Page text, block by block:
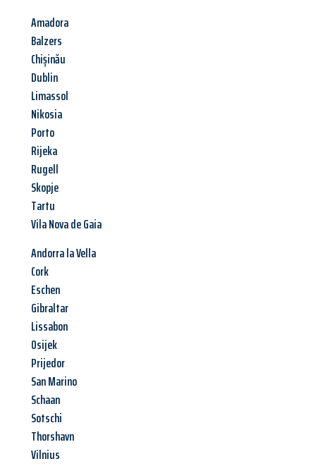
Amadora
Balzers
Chișinău
Dublin
Limassol
Nikosia
Porto
Rijeka
Rugell
Skopje
Tartu
Vila Nova de Gaia
Andorra la Vella
Cork
Eschen
Gibraltar
Lissabon
Osijek
Prijedor
San Marino
Schaan
Sotschi
Thorshavn
Vilnius